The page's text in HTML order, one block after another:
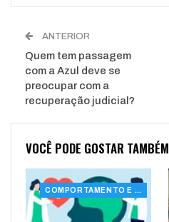
ANTERIOR
Quem tem passagem
com a Azul deve se
preocupar com a
recuperação judicial?
VOCÊ PODE GOSTAR TAMBÉM
COMPORTAMENTO E SAÚDE